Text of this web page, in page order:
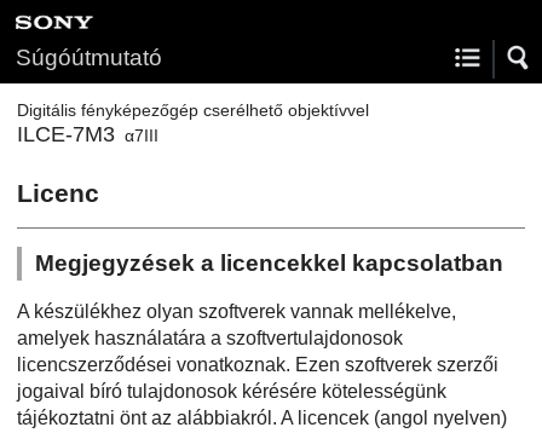
Súgóútmutató
Digitális fényképezőgép cserélhető objektívvel
ILCE-7M3 α7III
Licenc
Megjegyzések a licencekkel kapcsolatban
A készülékhez olyan szoftverek vannak mellékelve,
amelyek használatára a szoftvertulajdonosok
licencszerződései vonatkoznak. Ezen szoftverek szerzői
jogaival bíró tulajdonosok kérésére kötelességünk
tájékoztatni önt az alábbiakról. A licencek (angol nyelven)